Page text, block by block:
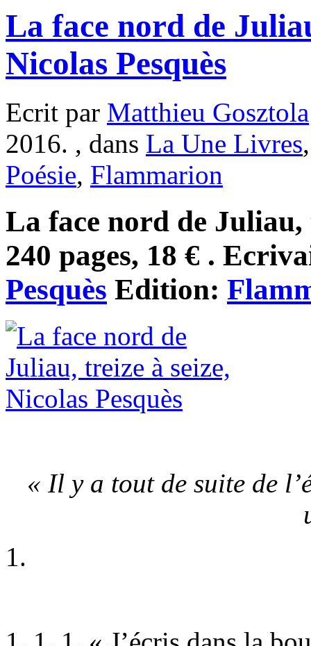
La face nord de
Nicolas Pesquès
Ecrit par Matthieu Gosztola
2016. , dans La Une Livres
Poésie, Flammarion
La face nord de Juliau,
240 pages, 18 € .
Pesquès Edition:
« Il y a tout de suite de
1.